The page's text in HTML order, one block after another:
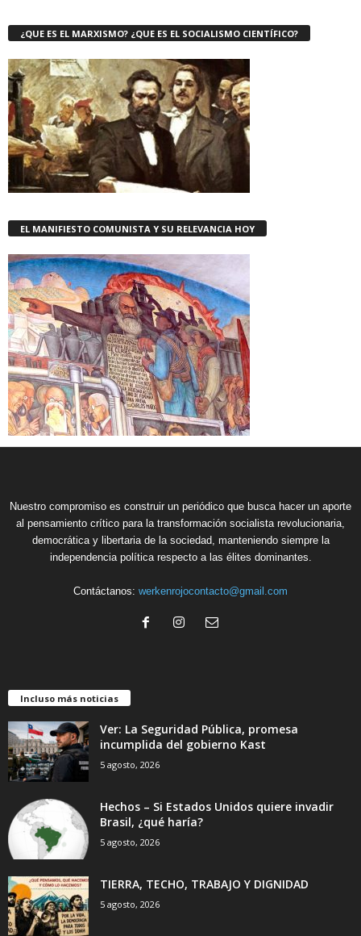
¿QUE ES EL MARXISMO? ¿QUE ES EL SOCIALISMO CIENTÍFICO?
EL MANIFIESTO COMUNISTA Y SU RELEVANCIA HOY
Nuestro compromiso es construir un periódico que busca hacer un aporte
al pensamiento crítico para la transformación socialista revolucionaria,
democrática y libertaria de la sociedad, manteniendo siempre la
independencia política respecto a las élites dominantes.
Contáctanos: werkenrojocontacto@gmail.com
Incluso más noticias
Ver: La Seguridad Pública, promesa
incumplida del gobierno Kast
5 agosto, 2026
Hechos – Si Estados Unidos quiere invadir
Brasil, ¿qué haría?
5 agosto, 2026
TIERRA, TECHO, TRABAJO Y DIGNIDAD
5 agosto, 2026